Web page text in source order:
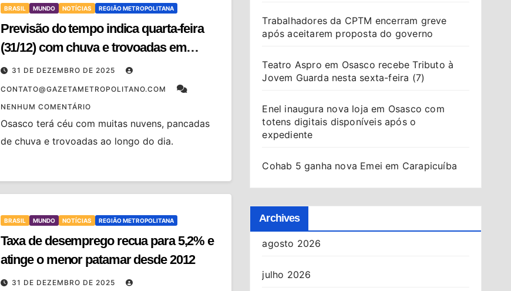
BRASIL MUNDO NOTÍCIAS REGIÃO METROPOLITANA
Previsão do tempo indica quarta-feira
(31/12) com chuva e trovoadas em
Osasco
31 DE DEZEMBRO DE 2025
CONTATO@GAZETAMETROPOLITANO.COM
NENHUM COMENTÁRIO
Osasco terá céu com muitas nuvens, pancadas
de chuva e trovoadas ao longo do dia.
BRASIL MUNDO NOTÍCIAS REGIÃO METROPOLITANA
Taxa de desemprego recua para 5,2% e
atinge o menor patamar desde 2012
31 DE DEZEMBRO DE 2025
Trabalhadores da CPTM encerram greve
após aceitarem proposta do governo
Teatro Aspro em Osasco recebe Tributo à
Jovem Guarda nesta sexta-feira (7)
Enel inaugura nova loja em Osasco com
totens digitais disponíveis após o
expediente
Cohab 5 ganha nova Emei em Carapicuíba
Archives
agosto 2026
julho 2026